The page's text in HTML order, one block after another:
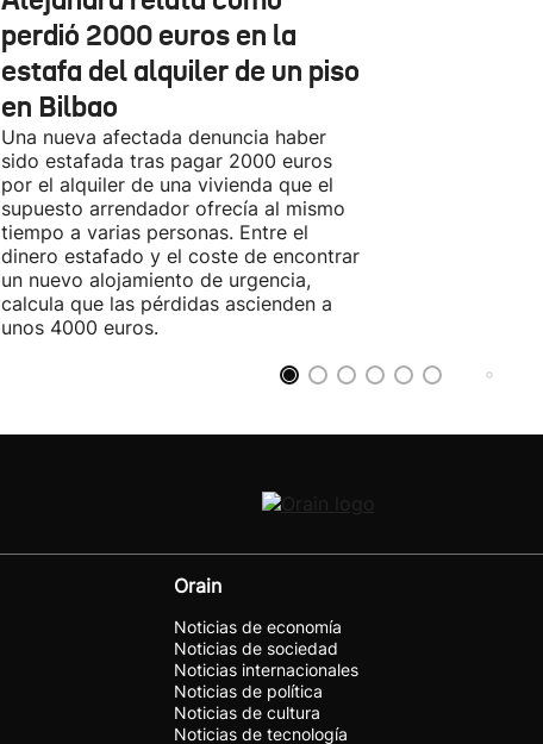
perdió 2000 euros en la
estafa del alquiler de un piso
en Bilbao
Una nueva afectada denuncia haber
sido estafada tras pagar 2000 euros
por el alquiler de una vivienda que el
supuesto arrendador ofrecía al mismo
tiempo a varias personas. Entre el
dinero estafado y el coste de encontrar
un nuevo alojamiento de urgencia,
calcula que las pérdidas ascienden a
unos 4000 euros.
Orain
Noticias de economía
Noticias de sociedad
Noticias internacionales
Noticias de política
Noticias de cultura
Noticias de tecnología